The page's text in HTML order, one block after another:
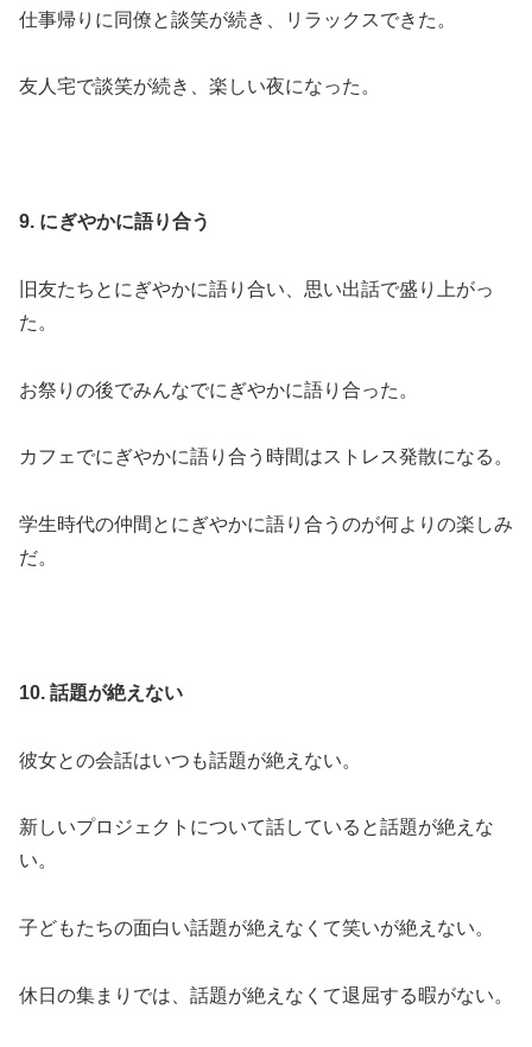
仕事帰りに同僚と談笑が続き、リラックスできた。
友人宅で談笑が続き、楽しい夜になった。
9. にぎやかに語り合う
旧友たちとにぎやかに語り合い、思い出話で盛り上がっ
た。
お祭りの後でみんなでにぎやかに語り合った。
カフェでにぎやかに語り合う時間はストレス発散になる。
学生時代の仲間とにぎやかに語り合うのが何よりの楽しみ
だ。
10. 話題が絶えない
彼女との会話はいつも話題が絶えない。
新しいプロジェクトについて話していると話題が絶えな
い。
子どもたちの面白い話題が絶えなくて笑いが絶えない。
休日の集まりでは、話題が絶えなくて退屈する暇がない。